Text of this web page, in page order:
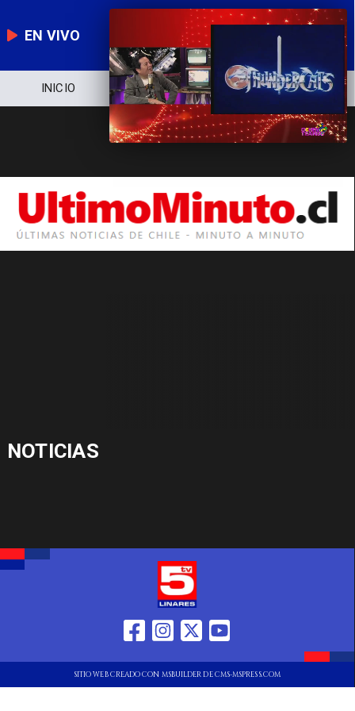
EN VIVO
INICIO NOTICIERO POLÍTICA
NOTICIAS
SITIO WEB CREADO CON MSBUILDER DE CMS-MSPRESS.COM